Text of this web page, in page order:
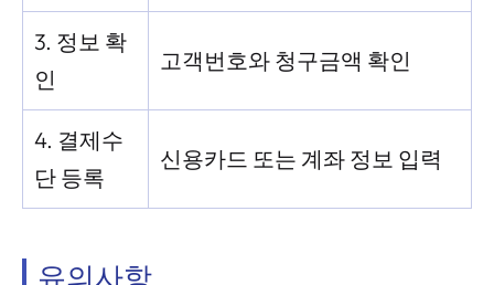
3. 정보 확
인
고객번호와 청구금액 확인
4. 결제수
단 등록
신용카드 또는 계좌 정보 입력
유의사항